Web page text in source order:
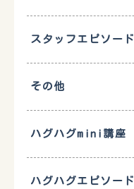
スタッフエピソード
その他
ハグハグmini講座
ハグハグエピソード